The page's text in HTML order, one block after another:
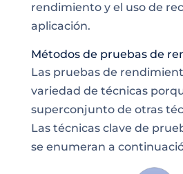
rendimiento y el uso de
aplicación.
Métodos de pruebas de
Las pruebas de
variedad de técnicas
superconjunto de otras
Las técnicas clave de
se enumeran a